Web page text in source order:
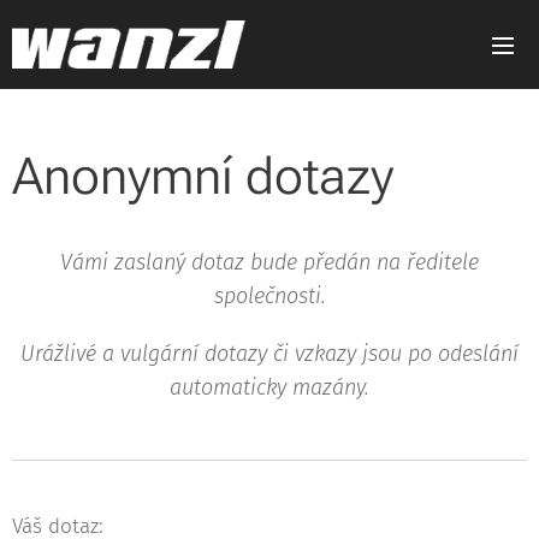
Anonymní dotazy
Vámi zaslaný dotaz bude předán na ředitele
společnosti.
Urážlivé a vulgární dotazy či vzkazy jsou po odeslání
automaticky mazány.
Váš dotaz: